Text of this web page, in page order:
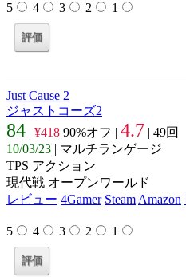
5 4 3 2 1
Just Cause 2
ジャストコーズ2
84 | ¥418 90%オフ | 4.7 | 49回
10/03/23 | マルチランゲージ
TPS アクション
現代戦 オープンワールド
レビュー 4Gamer Steam Amazon
5 4 3 2 1